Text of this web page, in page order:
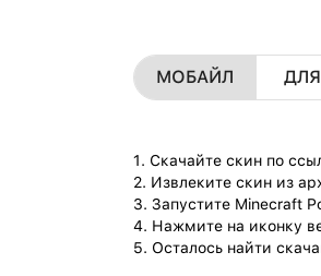
МОБАЙЛ
1. Скачайте скин по
2. Извлеките скин из
3. Запустите Minecraft
4. Нажмите на иконку
5. Осталось найти